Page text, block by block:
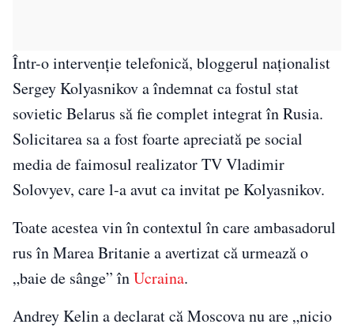
Într-o intervenție telefonică, bloggerul naționalist
Sergey Kolyasnikov a îndemnat ca fostul stat
sovietic Belarus să fie complet integrat în Rusia.
Solicitarea sa a fost foarte apreciată pe social
media de faimosul realizator TV Vladimir
Solovyev, care l-a avut ca invitat pe Kolyasnikov.
Toate acestea vin în contextul în care ambasadorul
rus în Marea Britanie a avertizat că urmează o
„baie de sânge” înUcraina.
Andrey Kelin a declarat că Moscova nu are „nicio